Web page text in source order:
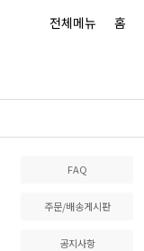
전체메뉴 홈
FAQ
주문/배송게시판
공지사항